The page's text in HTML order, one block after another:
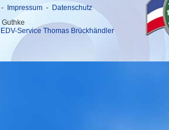
- Impressum - Datenschutz
EDV-Service Thomas Brückhändler